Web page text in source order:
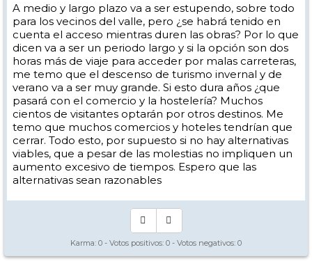
A medio y largo plazo va a ser estupendo, sobre todo
para los vecinos del valle, pero ¿se habrá tenido en
cuenta el acceso mientras duren las obras? Por lo que
dicen va a ser un periodo largo y si la opción son dos
horas más de viaje para acceder por malas carreteras,
me temo que el descenso de turismo invernal y de
verano va a ser muy grande. Si esto dura años ¿que
pasará con el comercio y la hostelería? Muchos
cientos de visitantes optarán por otros destinos. Me
temo que muchos comercios y hoteles tendrían que
cerrar. Todo esto, por supuesto si no hay alternativas
viables, que a pesar de las molestias no impliquen un
aumento excesivo de tiempos. Espero que las
alternativas sean razonables
Karma: 0 - Votos positivos: 0 - Votos negativos: 0